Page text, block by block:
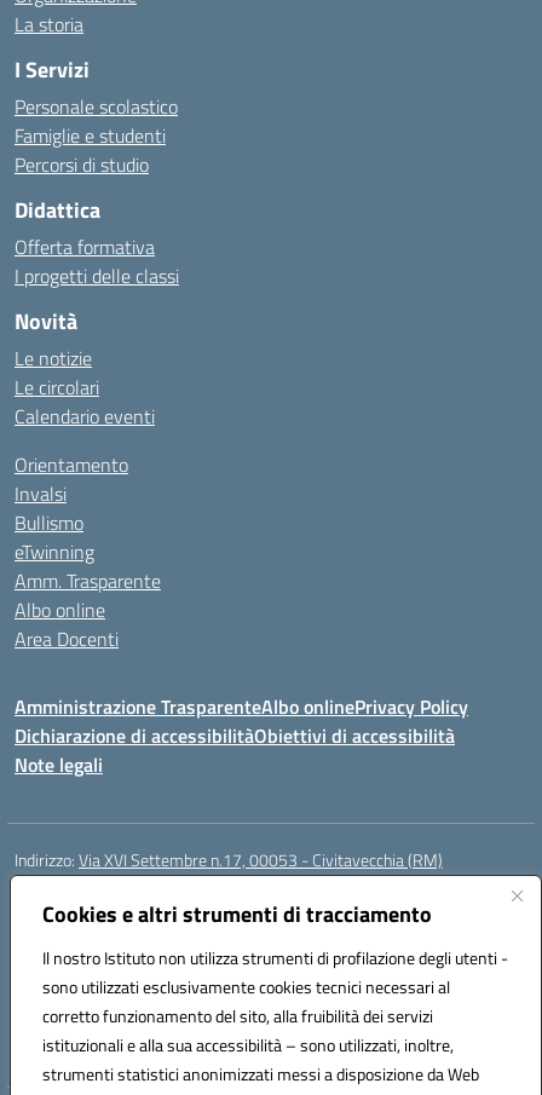
Cookies e altri strumenti di tracciamento
Il nostro Istituto non utilizza strumenti di profilazione degli utenti -
sono utilizzati esclusivamente cookies tecnici necessari al
corretto funzionamento del sito, alla fruibilità dei servizi
istituzionali e alla sua accessibilità – sono utilizzati, inoltre,
strumenti statistici anonimizzati messi a disposizione da Web
La storia
I Servizi
Personale scolastico
Famiglie e studenti
Percorsi di studio
Didattica
Offerta formativa
I progetti delle classi
Novità
Le notizie
Le circolari
Calendario eventi
Orientamento
Invalsi
Bullismo
eTwinning
Amm. Trasparente
Albo online
Area Docenti
Amministrazione TrasparenteAlbo onlinePrivacy Policy
Dichiarazione di accessibilitàObiettivi di accessibilità
Note legali
Indirizzo:Via XVI Settembre n.17, 00053 - Civitavecchia (RM)
Centralino:
Posta elettronica certificata (PEC):rmic8gq00r@pec.istruzione.it
Codice fiscale: 91064900581
Codice meccanografico:RMIC8GQ00R
Codice Indice delle Pubbliche Amministrazioni (IPA): istsc_rmic8gq00r
Codice unico di fatturazione (CUF): UFQ3FK